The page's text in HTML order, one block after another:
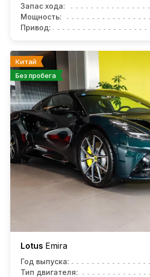
Запас хода:
Мощность:
Привод:
Китай
Без пробега
Lotus Emira
Год выпуска:
Тип двигателя: